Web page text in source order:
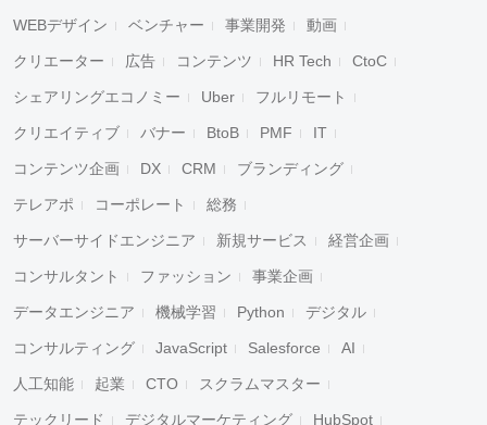
WEBデザイン ベンチャー 事業開発 動画
クリエーター 広告 コンテンツ HR Tech CtoC
シェアリングエコノミー Uber フルリモート
クリエイティブ バナー BtoB PMF IT
コンテンツ企画 DX CRM ブランディング
テレアポ コーポレート 総務
サーバーサイドエンジニア 新規サービス 経営企画
コンサルタント ファッション 事業企画
データエンジニア 機械学習 Python デジタル
コンサルティング JavaScript Salesforce AI
人工知能 起業 CTO スクラムマスター
テックリード デジタルマーケティング HubSpot